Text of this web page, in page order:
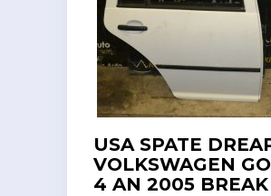
USA SPATE
VOLKSWAGEN
4 AN 2005 BREAK